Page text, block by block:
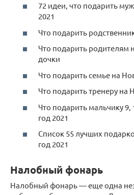
72 идеи, что подарить
2021
Что подарить
Что подарить родителям
дочки
Что подарить семье на
Что подарить тренеру на
Что подарить мальчику 9,
год 2021
Список 55 лучших
год 2021
Налобный фонарь
Налобный фонарь — еще одна